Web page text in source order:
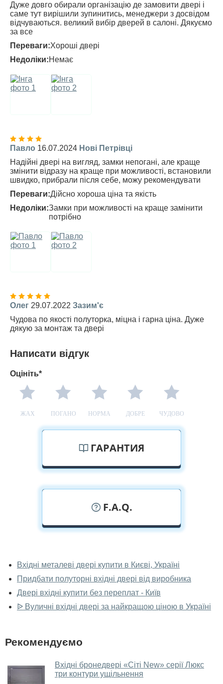
Дуже довго обирали організацію де замовити двері і
саме тут вирішили зупинитись, менеджери з досвідом
відчуваються. великий вибір дверей в салоні. Дякуємо
за все
Переваги:Хороші двері
Недоліки:Немає
Павло 16.07.2024 Нові Петрівці
Надійні двері на вигляд, замки непогані, але краще
змінити відразу на краще при можливості, встановили
швидко, прибрали після себе, можу рекомендувати
Переваги:Дійсно хороша ціна та якість
Недоліки:Замки при можливості на краще замінити
потрібно
Олег 29.07.2022 Зазим'є
Чудова по якості полуторка, міцна і гарна ціна. Дуже
дякую за монтаж та двері
Написати відгук
Оцініть*
ЖАХ ПОГАНО НОРМА ДОБРЕ ЧУДОВО
ГАРАНТИЯ
F.A.Q.
наживо?
Так, можна подивитися двері вхідні у нашому
фірмовому салоні-магазині.
У вас великий магазин?
дверей.
Чи допомагаєте ви вибрати двері
вхідні?
Вхідні металеві двері купити в Києві, Україні
Придбати полуторні вхідні двері від виробника
Двері вхідні купити без переплат - Київ
ᐉ Вуличні вхідні двері за найкращою ціною в Україні
Рекомендуємо
Вхідні бронедвері «Сіті New» серії Люкс
три контури ущільнення